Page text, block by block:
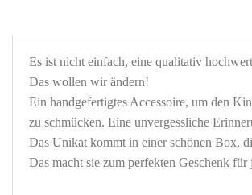
Es ist nicht einfach, eine qualitativ
Das wollen wir ändern!
Ein handgefertigtes Accessoire, um den
Das Unikat kommt in einer schönen Box,